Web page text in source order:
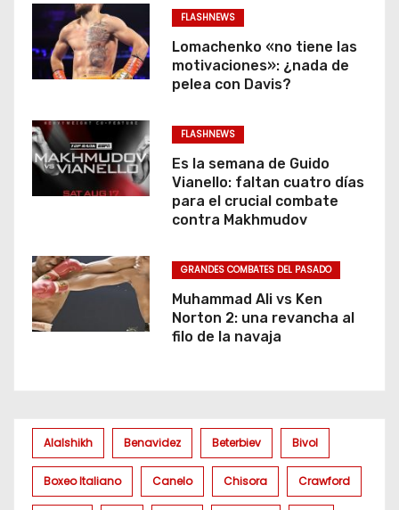
FLASHNEWS
Lomachenko «no tiene las
motivaciones»: ¿nada de
pelea con Davis?
FLASHNEWS
Es la semana de Guido
Vianello: faltan cuatro días
para el crucial combate
contra Makhmudov
GRANDES COMBATES DEL PASADO
Muhammad Ali vs Ken
Norton 2: una revancha al
filo de la navaja
Alalshikh Benavidez Beterbiev Bivol
Boxeo Italiano Canelo Chisora Crawford